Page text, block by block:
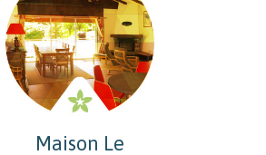
Maison Le